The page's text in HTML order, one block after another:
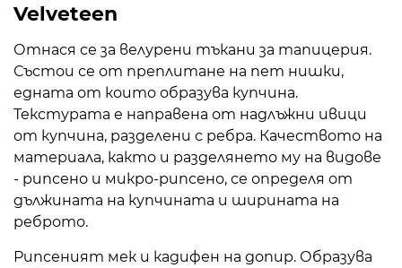
Velveteen
Отнася се за велурени тъкани за тапицерия.
Състои се от преплитане на пет нишки,
едната от които образува купчина.
Текстурата е направена от надлъжни ивици
от купчина, разделени с ребра. Качеството на
материала, както и разделянето му на видове
- рипсено и микро-рипсено, се определя от
дължината на купчината и ширината на
реброто.
Рипсеният мек и кадифен на допир. Образува